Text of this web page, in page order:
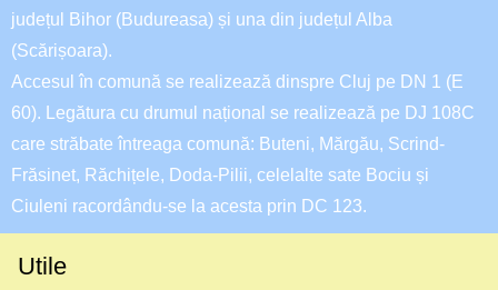
județul Bihor (Budureasa) și una din județul Alba
(Scărișoara).
Accesul în comună se realizează dinspre Cluj pe DN 1 (E
60). Legătura cu drumul național se realizează pe DJ 108C
care străbate întreaga comună: Buteni, Mărgău, Scrind-
Frăsinet, Răchițele, Doda-Pilii, celelalte sate Bociu și
Ciuleni racordându-se la acesta prin DC 123.
Utile